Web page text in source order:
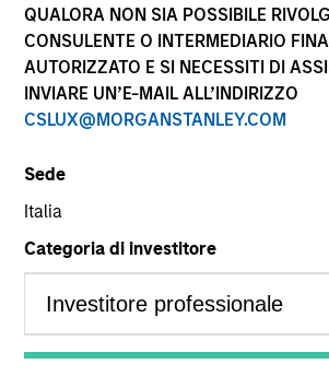
QUALORA NON SIA POSSIBILE
CONSULENTE O INTERMEDIARIO
AUTORIZZATO E SI NECESSITI DI
INVIARE UN’E-MAIL ALL’INDIRIZZO
CSLUX@MORGANSTANLEY.COM
Sede
Italia
Categoria di investitore
YEARS OF INDUSTRY EXPERIENCE
Years
TEAM